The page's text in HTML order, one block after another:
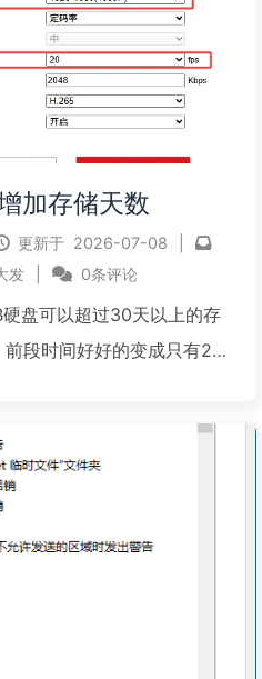
加存储天数
更新于 2026-07-08
发 0条评论
盘可以超过30天以上的存
段时间好好的变成只有27
懂他在说什么。后来客服的
了后会好一些，所以记录